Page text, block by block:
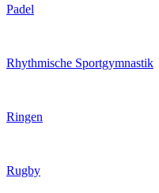
Padel
Rhythmische Sportgymnastik
Ringen
Rugby